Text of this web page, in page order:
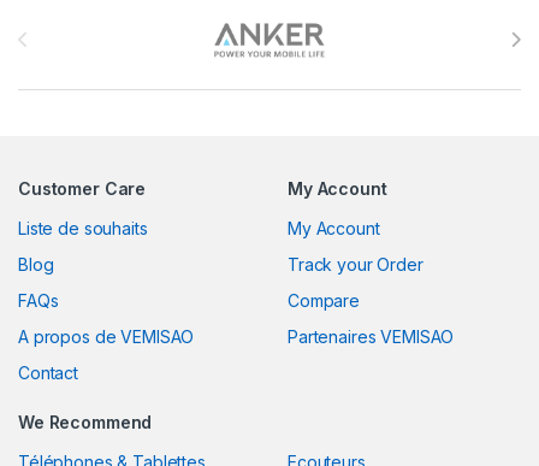
Customer Care
Liste de souhaits
Blog
FAQs
A propos de VEMISAO
Contact
My Account
My Account
Track your Order
Compare
Partenaires VEMISAO
We Recommend
Téléphones & Tablettes
Ecouteurs